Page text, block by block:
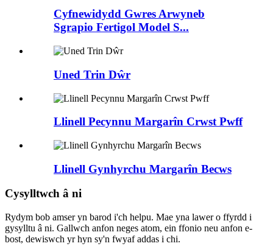
Cyfnewidydd Gwres Arwyneb
Sgrapio Fertigol Model S...
Uned Trin Dŵr
Llinell Pecynnu Margarîn Crwst Pwff
Llinell Gynhyrchu Margarîn Becws
Cysylltwch â ni
Rydym bob amser yn barod i'ch helpu. Mae yna lawer o ffyrdd i
gysylltu â ni. Gallwch anfon neges atom, ein ffonio neu anfon e-
bost, dewiswch yr hyn sy'n fwyaf addas i chi.